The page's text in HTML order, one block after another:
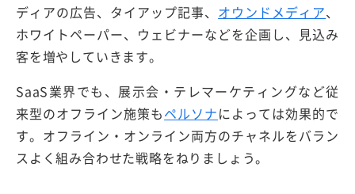
ディアの広告、タイアップ記事、 オウンドメディア、
ホワイトペーパー、ウェビナーなどを企画し、見込み
客を増やしていきます。
SaaS業界でも、展示会・テレマーケティングなど従
来型のオフライン施策もペルソナによっては効果的で
す。オフライン・オンライン両方のチャネルをバラン
スよく組み合わせた戦略をねりましょう。